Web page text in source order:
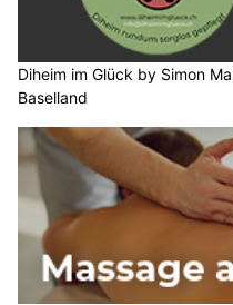
Diheim im Glück by Simon
Baselland